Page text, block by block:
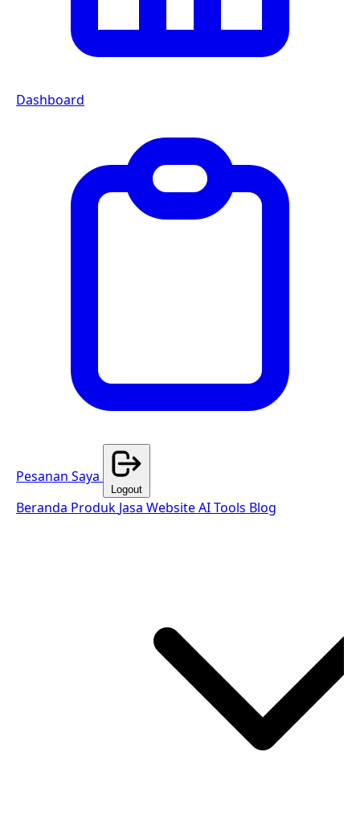
Dashboard
Pesanan Saya
Logout
Beranda Produk Jasa WebsiteAI Tools Blog